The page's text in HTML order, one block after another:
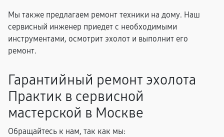
Мы также предлагаем ремонт техники на дому. Наш
сервисный инженер приедет с необходимыми
инструментами, осмотрит эхолот и выполнит его
ремонт.
Гарантийный ремонт эхолота
Практик в сервисной
мастерской в Москве
Обращайтесь к нам, так как мы: